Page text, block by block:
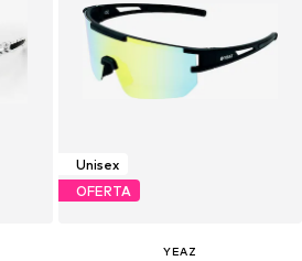
Unisex
OFERTA
YEAZ